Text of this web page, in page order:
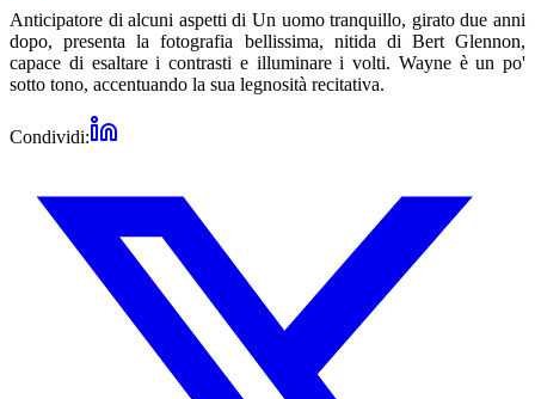
Anticipatore di alcuni aspetti di Un uomo tranquillo, girato due anni
dopo, presenta la fotografia bellissima, nitida di Bert Glennon,
capace di esaltare i contrasti e illuminare i volti. Wayne è un po'
sotto tono, accentuando la sua legnosità recitativa.
Condividi: